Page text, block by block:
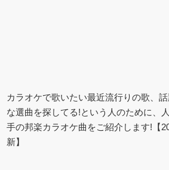
カラオケで歌いたい最近流行りの歌、
な選曲を探してる!という人のために、
手の邦楽カラオケ曲をご紹介します!【
新】